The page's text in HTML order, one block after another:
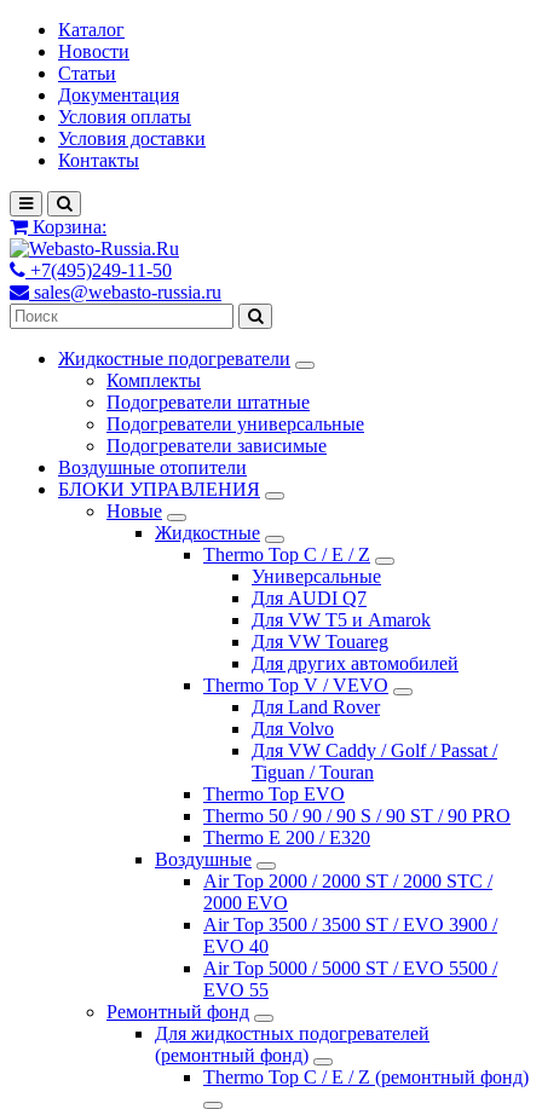
Каталог
Новости
Статьи
Документация
Условия оплаты
Условия доставки
Контакты
Корзина:
+7(495)249-11-50
sales@webasto-russia.ru
Жидкостные подогреватели
Комплекты
Подогреватели штатные
Подогреватели универсальные
Подогреватели зависимые
Воздушные отопители
БЛОКИ УПРАВЛЕНИЯ
Новые
Жидкостные
Thermo Top C / E / Z
Универсальные
Для AUDI Q7
Для VW T5 и Amarok
Для VW Touareg
Для других автомобилей
Thermo Top V / VEVO
Для Land Rover
Для Volvo
Для VW Caddy / Golf / Passat /
Tiguan / Touran
Thermo Top EVO
Thermo 50 / 90 / 90 S / 90 ST / 90 PRO
Thermo E 200 / E320
Воздушные
Air Top 2000 / 2000 ST / 2000 STC /
2000 EVO
Air Top 3500 / 3500 ST / EVO 3900 /
EVO 40
Air Top 5000 / 5000 ST / EVO 5500 /
EVO 55
Ремонтный фонд
Для жидкостных подогревателей
(ремонтный фонд)
Thermo Top C / E / Z (ремонтный фонд)